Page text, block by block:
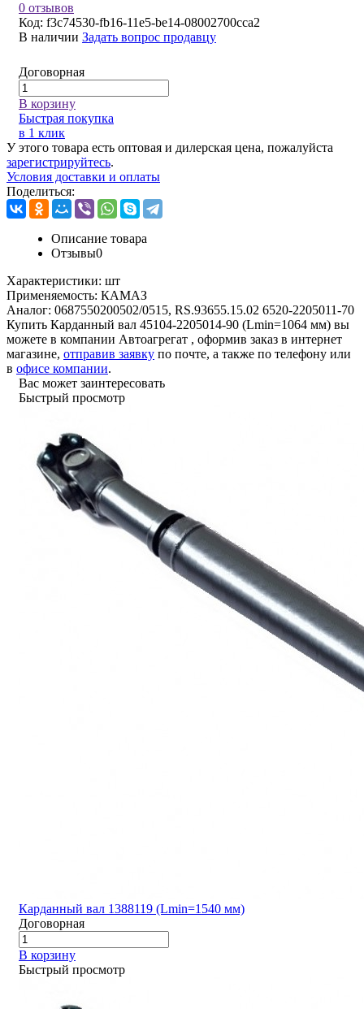
0 отзывов
Код: f3c74530-fb16-11e5-be14-08002700cca2
В наличии Задать вопрос продавцу
Договорная
В корзину
Быстрая покупка
в 1 клик
У этого товара есть оптовая и дилерская цена, пожалуйста
зарегистрируйтесь.
Условия доставки и оплаты
Поделиться:
Описание товара
Отзывы0
Характеристики: шт
Применяемость: КАМАЗ
Аналог: 0687550200502/0515, RS.93655.15.02 6520-2205011-70
Купить Карданный вал 45104-2205014-90 (Lmin=1064 мм) вы
можете в компании Автоагрегат , оформив заказ в интернет
магазине, отправив заявку по почте, а также по телефону или
в офисе компании.
Вас может заинтересовать
Быстрый просмотр
Карданный вал 1388119 (Lmin=1540 мм)
Договорная
В корзину
Быстрый просмотр